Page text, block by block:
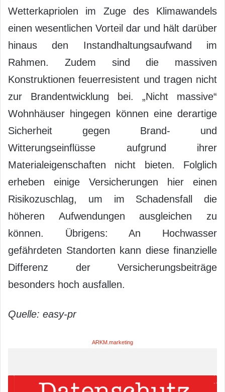
Wetterkapriolen im Zuge des Klimawandels
einen wesentlichen Vorteil dar und hält darüber
hinaus den Instandhaltungsaufwand im
Rahmen. Zudem sind die massiven
Konstruktionen feuerresistent und tragen nicht
zur Brandentwicklung bei. „Nicht massive“
Wohnhäuser hingegen können eine derartige
Sicherheit gegen Brand- und
Witterungseinflüsse aufgrund ihrer
Materialeigenschaften nicht bieten. Folglich
erheben einige Versicherungen hier einen
Risikozuschlag, um im Schadensfall die
höheren Aufwendungen ausgleichen zu
können. Übrigens: An Hochwasser
gefährdeten Standorten kann diese finanzielle
Differenz der Versicherungsbeiträge
besonders hoch ausfallen.
Quelle: easy-pr
ARKM.marketing